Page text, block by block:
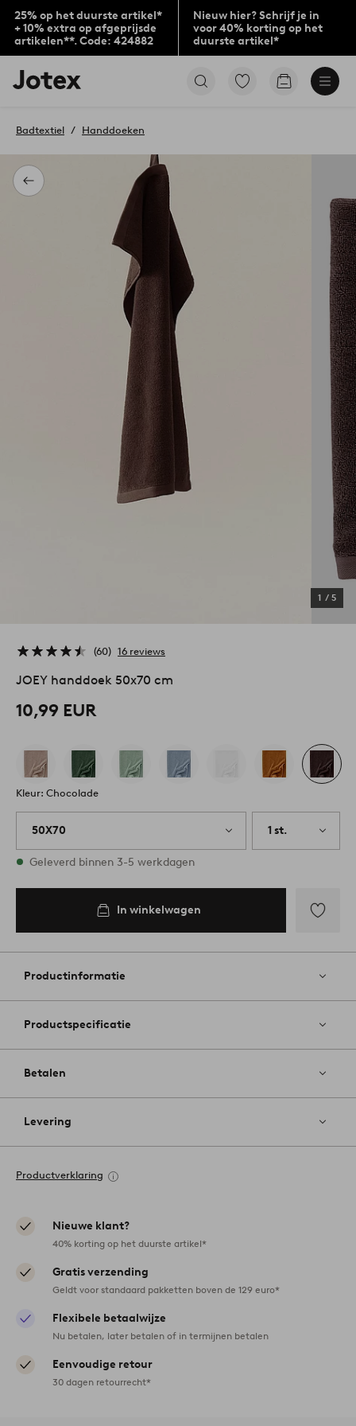
25% op het duurste artikel*
+ 10% extra op afgeprijsde
artikelen**. Code: 424882
Nieuw hier? Schrijf je in
voor 40% korting op het
duurste artikel*
Jotex
logo
to
home
page
Ga
Go
Terug
Badtextiel Handdoeken
1 / 5
60 16 reviews
JOEY handdoek 50x70 cm
10,99 EUR
Kleur: Chocolade
50X70 1 st.
Op voorraad
Geleverd binnen 3-5 werkdagen
In winkelwagen
aan
Productinformatie
Productspecificatie
Betalen
Levering
Productverklaring
Nieuwe klant?
40% korting op het duurste artikel*
Gratis verzending
Geldt voor standaard pakketten boven de 129 euro*
Flexibele betaalwijze
Nu betalen, later betalen of in termijnen betalen
Eenvoudige retour
30 dagen retourrecht*